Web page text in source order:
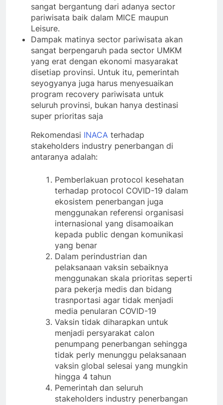
sangat bergantung dari adanya sector
pariwisata baik dalam MICE maupun
Leisure.
Dampak matinya sector pariwisata akan
sangat berpengaruh pada sector UMKM
yang erat dengan ekonomi masyarakat
disetiap provinsi. Untuk itu, pemerintah
seyogyanya juga harus menyesuaikan
program recovery pariwisata untuk
seluruh provinsi, bukan hanya destinasi
super prioritas saja
Rekomendasi INACA terhadap
stakeholders industry penerbangan di
antaranya adalah:
Pemberlakuan protocol kesehatan
terhadap protocol COVID-19 dalam
ekosistem penerbangan juga
menggunakan referensi organisasi
internasional yang disamoaikan
kepada public dengan komunikasi
yang benar
Dalam perindustrian dan
pelaksanaan vaksin sebaiknya
menggunakan skala prioritas seperti
para pekerja medis dan bidang
trasnportasi agar tidak menjadi
media penularan COVID-19
Vaksin tidak diharapkan untuk
menjadi persyarakat calon
penumpang penerbangan sehingga
tidak perly menunggu pelaksanaan
vaksin global selesai yang mungkin
hingga 4 tahun
Pemerintah dan seluruh
stakeholders industry penerbangan